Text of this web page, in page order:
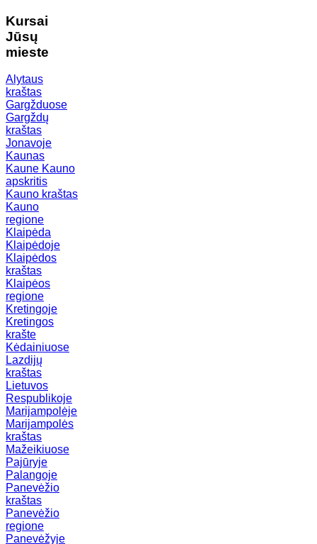
Kursai
Jūsų
mieste
Alytaus
kraštas
Gargžduose
Gargždų
kraštas
Jonavoje
Kaunas
Kaune Kauno
apskritis
Kauno kraštas
Kauno
regione
Klaipėda
Klaipėdoje
Klaipėdos
kraštas
Klaipėos
regione
Kretingoje
Kretingos
krašte
Kėdainiuose
Lazdijų
kraštas
Lietuvos
Respublikoje
Marijampolėje
Marijampolės
kraštas
Mažeikiuose
Pajūryje
Palangoje
Panevėžio
kraštas
Panevėžio
regione
Panevėžyje